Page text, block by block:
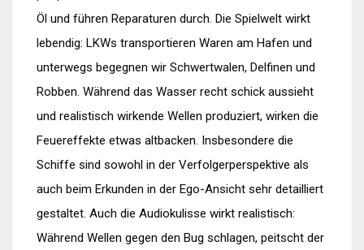
Öl und führen Reparaturen durch. Die Spielwelt wirkt
lebendig: LKWs transportieren Waren am Hafen und
unterwegs begegnen wir Schwertwalen, Delfinen und
Robben. Während das Wasser recht schick aussieht
und realistisch wirkende Wellen produziert, wirken die
Feuereffekte etwas altbacken. Insbesondere die
Schiffe sind sowohl in der Verfolgerperspektive als
auch beim Erkunden in der Ego-Ansicht sehr detailliert
gestaltet. Auch die Audiokulisse wirkt realistisch:
Während Wellen gegen den Bug schlagen, peitscht der